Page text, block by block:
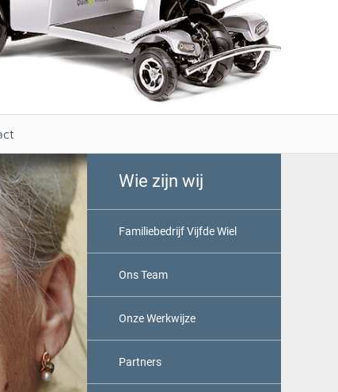
Wie zijn wij
Familiebedrijf Vijfde Wiel
Ons Team
Onze Werkwijze
Partners